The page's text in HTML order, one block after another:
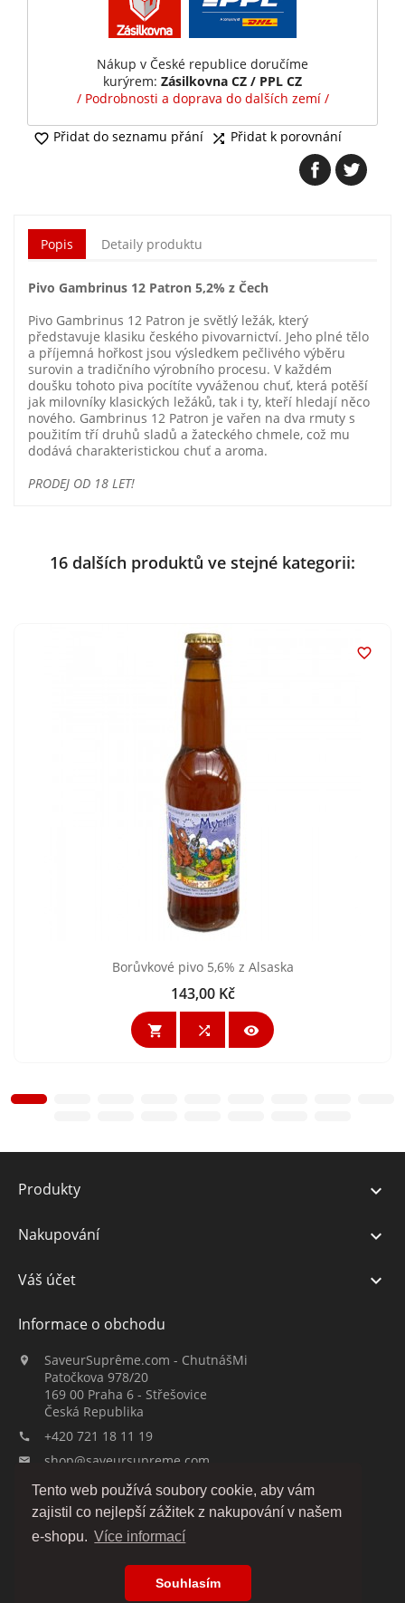
Tento web používá soubory cookie, aby vám
zajistil co nejlepší zážitek z nakupování v našem
e-shopu. Více informací
Souhlasím
Nákup v České republice doručíme
kurýrem: Zásilkovna CZ / PPL CZ
/ Podrobnosti a doprava do dalších zemí /
 Přidat do seznamu přání  Přidat k porovnání
Popis Detaily produktu
Pivo Gambrinus 12 Patron 5,2% z Čech
Pivo Gambrinus 12 Patron je světlý ležák, který
představuje klasiku českého pivovarnictví. Jeho plné tělo
a příjemná hořkost jsou výsledkem pečlivého výběru
surovin a tradičního výrobního procesu. V každém
doušku tohoto piva pocítíte vyváženou chuť, která potěší
jak milovníky klasických ležáků, tak i ty, kteří hledají něco
nového. Gambrinus 12 Patron je vařen na dva rmuty s
použitím tří druhů sladů a žateckého chmele, což mu
dodává charakteristickou chuť a aroma.
PRODEJ OD 18 LET!
16 dalších produktů ve stejné kategorii:

Borůvkové pivo 5,6% z Alsaska
Cena
143,00 Kč
  
Produkty 
Nakupování 
Váš účet 
Informace o obchodu

SaveurSuprême.com - ChutnášMi
Patočkova 978/20
169 00 Praha 6 - Střešovice
Česká Republika
 +420 721 18 11 19
 shop@saveursupreme.com
Sledujte nás: